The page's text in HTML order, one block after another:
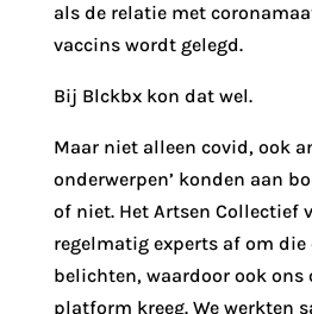
als de relatie met
vaccins wordt gelegd.
Bij Blckbx kon dat wel.
Maar niet alleen covid, ook
onderwerpen’ konden aan
of niet. Het Artsen Collectief
regelmatig experts af om die
belichten, waardoor ook ons
platform kreeg. We werkten